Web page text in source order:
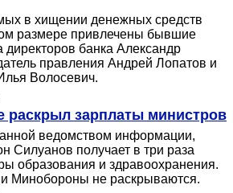
в хищении денежных средств
размере привлечены бывшие
директоров банка Александр
правления Андрей Лопатов и
Волосевич.
зарплаты министров
ведомством информации,
Силуанов получает в три раза
образования и здравоохранения.
Минобороны не раскрываются.